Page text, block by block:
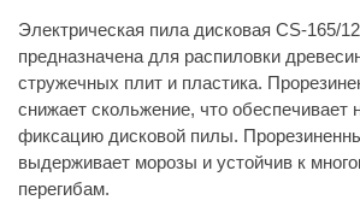
Электрическая пила дисковая CS-165/
предназначена для распиловки
стружечных плит и пластика.
снижает скольжение, что обеспечивает
фиксацию дисковой пилы.
выдерживает морозы и устойчив к
перегибам.